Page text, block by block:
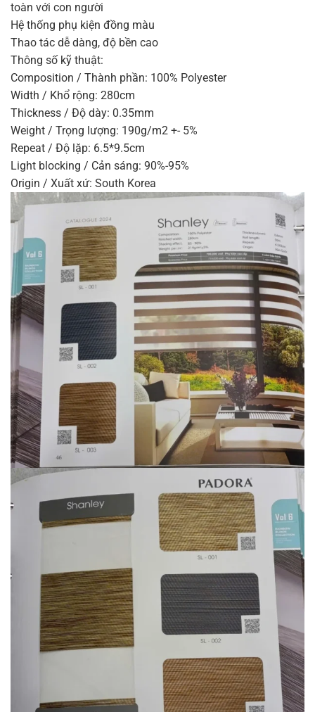
toàn với con người
Hệ thống phụ kiện đồng màu
Thao tác dễ dàng, độ bền cao
Thông số kỹ thuật:
Composition / Thành phần: 100% Polyester
Width / Khổ rộng: 280cm
Thickness / Độ dày: 0.35mm
Weight / Trọng lượng: 190g/m2 +- 5%
Repeat / Độ lặp: 6.5*9.5cm
Light blocking / Cản sáng: 90%-95%
Origin / Xuất xứ: South Korea